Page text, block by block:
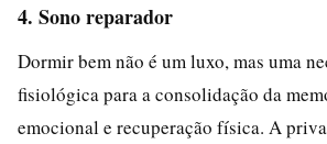
4. Sono reparador
Dormir bem não é um luxo, mas uma
fisiológica para a consolidação da
emocional e recuperação física. A